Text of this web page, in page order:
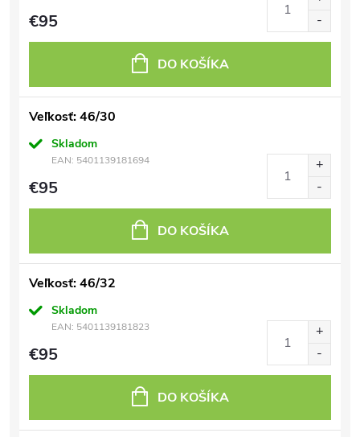
€95
DO KOŠÍKA
Veľkosť: 46/30
Skladom
EAN: 5401139181694
€95
DO KOŠÍKA
Veľkosť: 46/32
Skladom
EAN: 5401139181823
€95
DO KOŠÍKA